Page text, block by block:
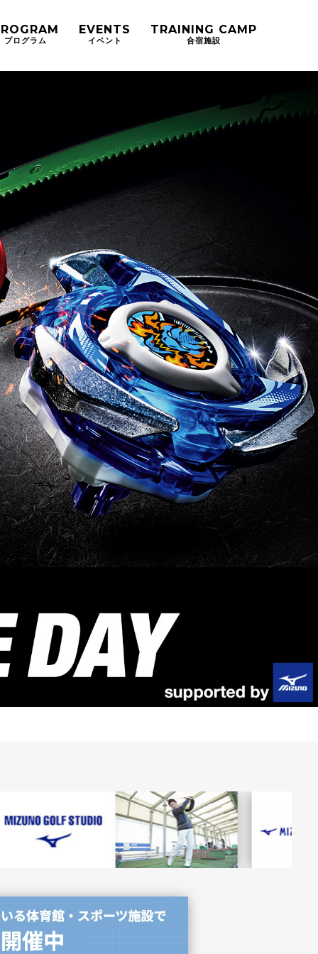
プログラム
EVENTS
イベント
TRAINING CAMP
合宿施設